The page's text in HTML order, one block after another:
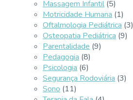
Massagem Infantil (5)
Motricidade Humana (1)
Oftalmologia Pediátrica (3)
Osteopatia Pediátrica (9)
Parentalidade (9)
Pedagogia (8)
Psicologia (6)
Segurança Rodoviária (3)
Sono (11)